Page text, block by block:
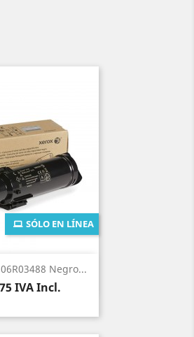
Negro...
IVA Incl.
SÓLO EN LÍNEA
rápida